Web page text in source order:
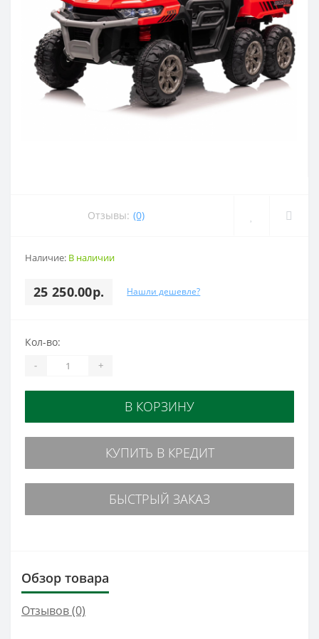
Отзывы: (0)
Наличие: В наличии
25 250.00р. Нашли дешевле?
Кол-во:
- +
В КОРЗИНУ
КУПИТЬ В КРЕДИТ
БЫСТРЫЙ ЗАКАЗ
Обзор товара
Отзывов (0)